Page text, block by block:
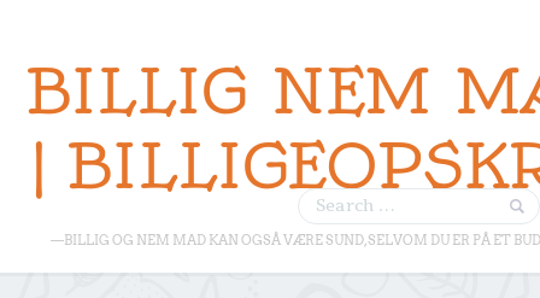
BILLIG NEM
|
—BILLIG OG NEM MAD KAN OGSÅ VÆRE SUND, SELVOM DU ER PÅ ET